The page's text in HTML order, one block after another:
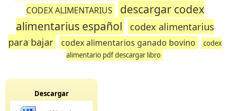
CODEX ALIMENTARIUS
descargar codex
alimentarius español
codex alimentarius
para bajar
codex alimentarios ganado bovino
codex
alimentario pdf descargar libro
Descargar